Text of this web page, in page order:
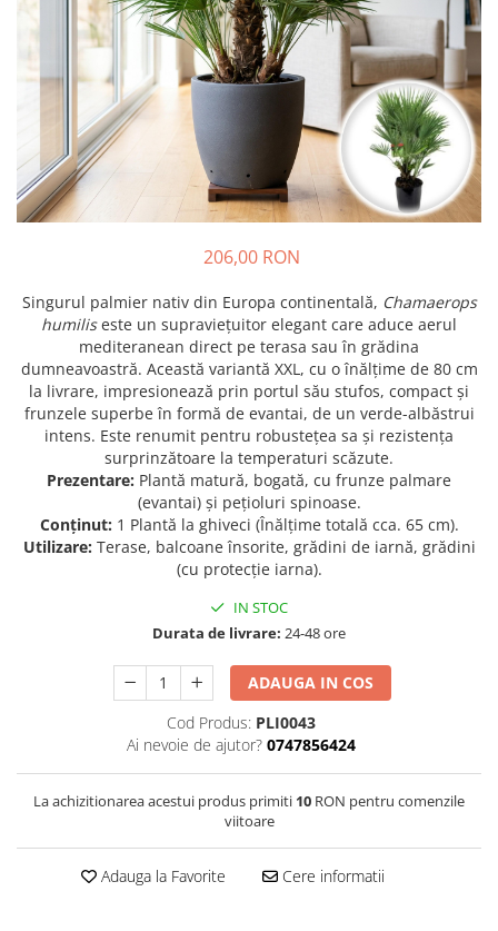
Bulbi de Echinacea
Bulbi de Frezie
Bulbi de Fritillaria
Bulbi de Gaillardia (Kokarda)
Bulbi de Gladiole
Bulbi de Irisi - Stanjenel
Bulbi de Lalele
Bulbi de Narcise
Bulbi de Ranunculus
Bulbi de Tigridia
Bulbi de Zambile
Bulbi de Zantedeschia
Bulbi Sparaxis
Mixuri de Bulbi
Seminte de Flori
Seminte de Ierburi
Seminte de Legume/Fructe
Păr - Pyrus communis
Smochini - Ficus carica
Viță de Vie - Vitis
Zmeur - Rubus
206,00 RON
Singurul palmier nativ din Europa continentală, Chamaerops
humiliseste un supraviețuitor elegant care aduce aerul
mediteranean direct pe terasa sau în grădina
dumneavoastră. Această variantă XXL, cu o înălțime de 80 cm
la livrare, impresionează prin portul său stufos, compact și
frunzele superbe în formă de evantai, de un verde-albăstrui
intens. Este renumit pentru robustețea sa și rezistența
surprinzătoare la temperaturi scăzute.
Prezentare: Plantă matură, bogată, cu frunze palmare
(evantai) și pețioluri spinoase.
Conținut: 1 Plantă la ghiveci (Înălțime totală cca. 65 cm).
Utilizare: Terase, balcoane însorite, grădini de iarnă, grădini
(cu protecție iarna).
IN STOC
Durata de livrare: 24-48 ore
ADAUGA IN COS
Cod Produs: PLI0043
Ai nevoie de ajutor? 0747856424
La achizitionarea acestui produs primiti 10 RON pentru comenzile
viitoare
Adauga la Favorite Cere informatii